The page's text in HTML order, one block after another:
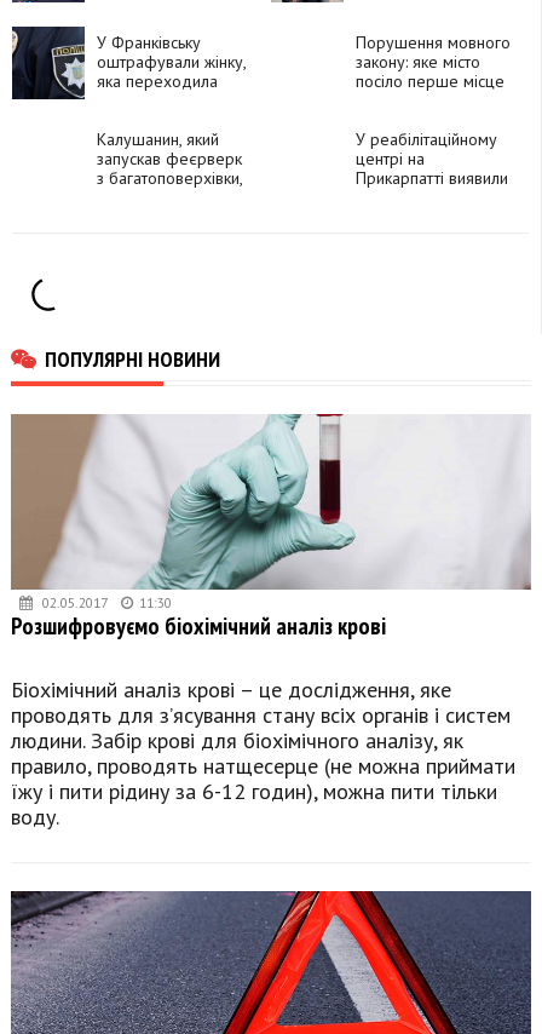
порушників
У Франківську
оштрафували жінку,
яка переходила
Порушення мовного
закону: яке місто
посіло перше місце
Калушанин, який
запускав феєрверк
з багатоповерхівки,
У реабілітаційному
центрі на
Прикарпатті виявили
ПОПУЛЯРНІ НОВИНИ
02.05.2017 11:30
Розшифровуємо біохімічний аналіз крові
Біохімічний аналіз крові – це дослідження, яке
проводять для з’ясування стану всіх органів і систем
людини. Забір крові для біохімічного аналізу, як
правило, проводять натщесерце (не можна приймати
їжу і пити рідину за 6-12 годин), можна пити тільки
воду.